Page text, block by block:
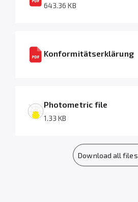
643.36 KB
Konformitätserklärung
Photometric file
1.33 KB
Download all files